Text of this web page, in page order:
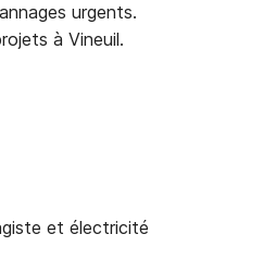
urgents.
à Vineuil.
et électricité